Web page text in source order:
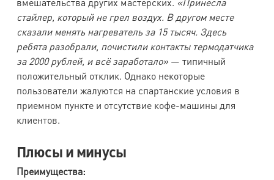
стайлер, который не грел воздух. В другом месте
сказали менять нагреватель за 15 тысяч. Здесь
ребята разобрали, почистили контакты термодатчика
за 2000 рублей, и всё заработало»— типичный
положительный отклик. Однако некоторые
пользователи жалуются на спартанские условия в
приемном пункте и отсутствие кофе-машины для
клиентов.
Плюсы и минусы
Преимущества: